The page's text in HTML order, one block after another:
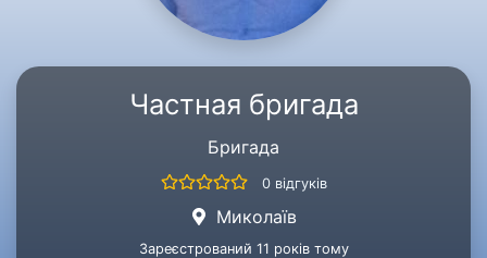
Частная бригада
Бригада
0 відгуків
Миколаїв
Зареєстрований 11 років тому